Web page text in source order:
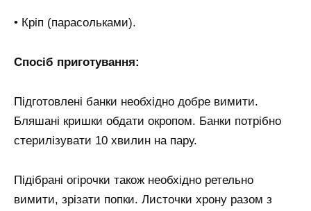
• Кріп (парасольками).
Спосіб приготування:
Підготовлені банки необхідно добре вимити.
Бляшані кришки обдати окропом. Банки потрібно
стерилізувати 10 хвилин на пару.
Підібрані огірочки також необхідно ретельно
вимити, зрізати попки. Листочки хрону разом з